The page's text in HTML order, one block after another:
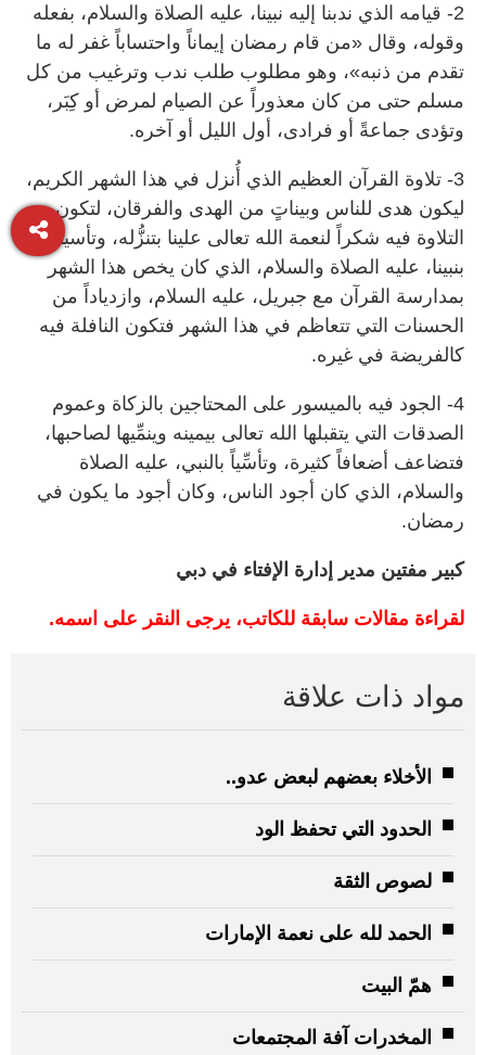
2- قيامه الذي ندبنا إليه نبينا، عليه الصلاة والسلام، بفعله
وقوله، وقال «من قام رمضان إيماناً واحتساباً غفر له ما
تقدم من ذنبه»، وهو مطلوب طلب ندب وترغيب من كل
مسلم حتى من كان معذوراً عن الصيام لمرض أو كِبَر،
وتؤدى جماعةً أو فرادى، أول الليل أو آخره.
3- تلاوة القرآن العظيم الذي أُنزل في هذا الشهر الكريم،
ليكون هدى للناس وبيناتٍ من الهدى والفرقان، لتكون
التلاوة فيه شكراً لنعمة الله تعالى علينا بتنزُّله، وتأسياً
بنبينا، عليه الصلاة والسلام، الذي كان يخص هذا الشهر
بمدارسة القرآن مع جبريل، عليه السلام، وازدياداً من
الحسنات التي تتعاظم في هذا الشهر فتكون النافلة فيه
كالفريضة في غيره.
4- الجود فيه بالميسور على المحتاجين بالزكاة وعموم
الصدقات التي يتقبلها الله تعالى بيمينه وينمِّيها لصاحبها،
فتضاعف أضعافاً كثيرة، وتأسِّياً بالنبي، عليه الصلاة
والسلام، الذي كان أجود الناس، وكان أجود ما يكون في
رمضان.
كبير مفتين مدير إدارة الإفتاء في دبي
لقراءة مقالات سابقة للكاتب، يرجى النقر على اسمه.
مواد ذات علاقة
الأخلاء بعضهم لبعض عدو..
الحدود التي تحفظ الود
لصوص الثقة
الحمد لله على نعمة الإمارات
همّ البيت
المخدرات آفة المجتمعات